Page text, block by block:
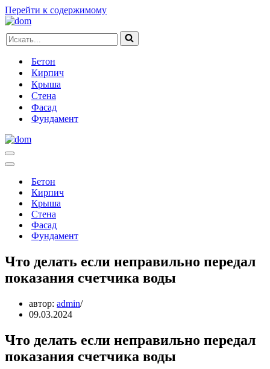
Перейти к содержимому
Искать...
Бетон
Кирпич
Крыша
Стена
Фасад
Фундамент
Меню
навигации
Меню
навигацииБетон
Кирпич
Крыша
Стена
Фасад
Фундамент
Что делать если неправильно передал
показания счетчика воды
автор: admin
09.03.2024
Что делать если неправильно передал
показания счетчика воды